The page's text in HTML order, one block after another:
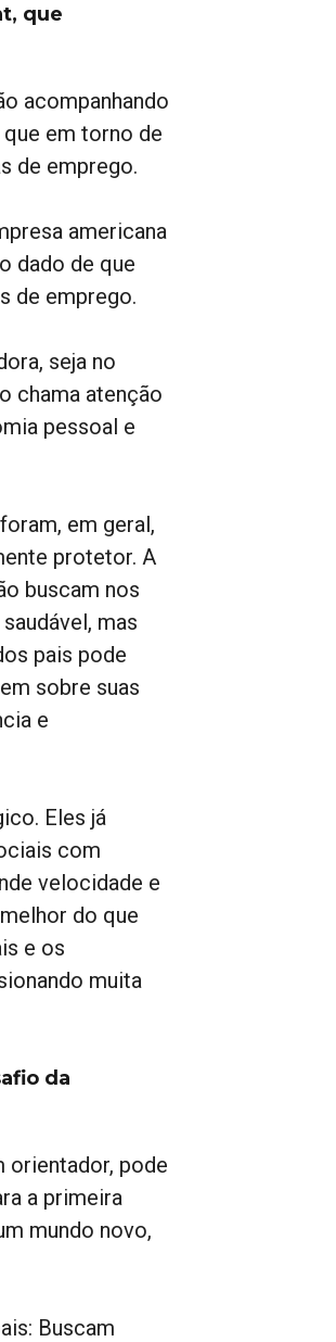
que
acompanhando
em torno de
de emprego.
americana
dado de que
de emprego.
seja no
chama atenção
pessoal e
em geral,
protetor. A
buscam nos
mas
pais pode
sobre suas
e
Eles já
com
velocidade e
do que
e os
muita
da
orientador, pode
a primeira
mundo novo,
Buscam